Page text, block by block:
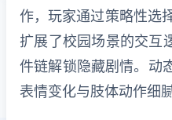
作，玩家通过策略性选
扩展了校园场景的交互
件链解锁隐藏剧情。动
表情变化与肢体动作细